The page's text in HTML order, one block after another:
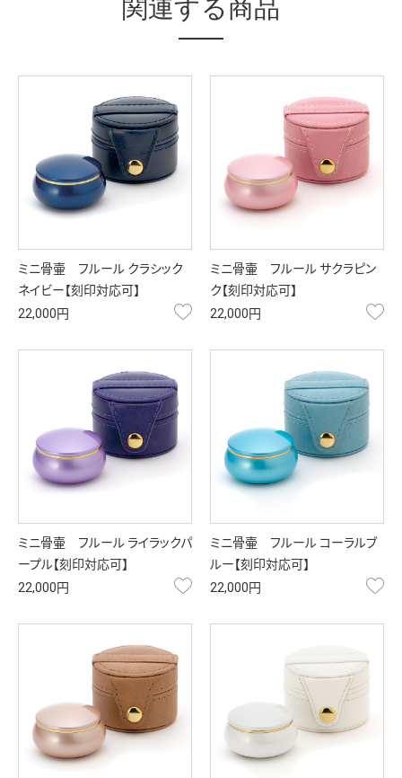
関連する商品
ミニ骨壷 フルール クラシック
ネイビー【刻印対応可】
22,000円
お気に入り
ミニ骨壷 フルール サクラピン
ク【刻印対応可】
22,000円
ミニ骨壷 フルール ライラックパ
ープル【刻印対応可】
22,000円
お気に入り
ミニ骨壷 フルール コーラルブ
ルー【刻印対応可】
22,000円